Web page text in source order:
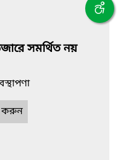
সমর্থিত নয়
করুন